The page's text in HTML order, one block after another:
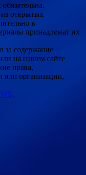
открытых
в
принадлежат их
за содержание
на нашем сайте
права,
организации,
.